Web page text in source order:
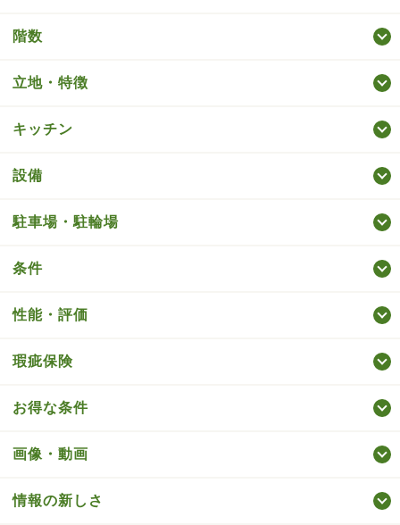
階数
立地・特徴
キッチン
設備
駐車場・駐輪場
条件
性能・評価
瑕疵保険
お得な条件
画像・動画
情報の新しさ